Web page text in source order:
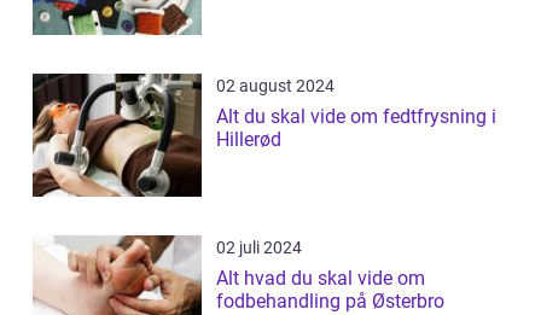
02 august 2024
Alt du skal vide om fedtfrysning i
Hillerød
02 juli 2024
Alt hvad du skal vide om
fodbehandling på Østerbro